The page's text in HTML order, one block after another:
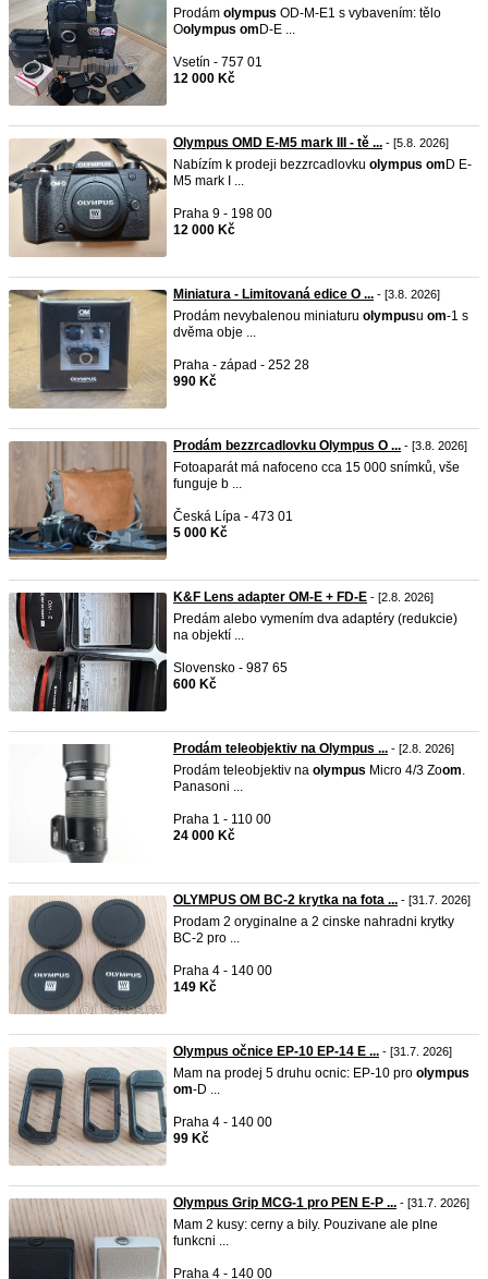
Prodám olympus OD-M-E1 s vybavením: tělo
Oolympus om D-E ...
Vsetín - 757 01
12 000 Kč
Olympus OMD E-M5 mark III - tě ... - [5.8. 2026]
Nabízím k prodeji bezzrcadlovku olympus om D E-
M5 mark I ...
Praha 9 - 198 00
12 000 Kč
Miniatura - Limitovaná edice O ... - [3.8. 2026]
Prodám nevybalenou miniaturu olympusu om-1 s
dvěma obje ...
Praha - západ - 252 28
990 Kč
Prodám bezzrcadlovku Olympus O ... - [3.8. 2026]
Fotoaparát má nafoceno cca 15 000 snímků, vše
funguje b ...
Česká Lípa - 473 01
5 000 Kč
K&F Lens adapter OM-E + FD-E - [2.8. 2026]
Predám alebo vymením dva adaptéry (redukcie)
na objektí ...
Slovensko - 987 65
600 Kč
Prodám teleobjektiv na Olympus ... - [2.8. 2026]
Prodám teleobjektiv na olympus Micro 4/3 Zoom.
Panasoni ...
Praha 1 - 110 00
24 000 Kč
OLYMPUS OM BC-2 krytka na fota ... - [31.7. 2026]
Prodam 2 oryginalne a 2 cinske nahradni krytky
BC-2 pro ...
Praha 4 - 140 00
149 Kč
Olympus očnice EP-10 EP-14 E ... - [31.7. 2026]
Mam na prodej 5 druhu ocnic: EP-10 pro olympus
om-D ...
Praha 4 - 140 00
99 Kč
Olympus Grip MCG-1 pro PEN E-P ... - [31.7. 2026]
Mam 2 kusy: cerny a bily. Pouzivane ale plne
funkcni ...
Praha 4 - 140 00